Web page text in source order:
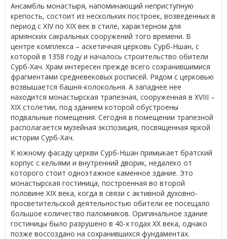
Ансамбль монастыря, напоминающий неприступную
крепость, состоит из нескольких построек, возведенных в
период с XIV по XIX век в стиле, характерном для
армянских сакральных сооружений того времени. В
центре комплекса – аскетичная церковь Сурб-Ншан, с
которой в 1358 году и началось строительство обители
Сурб-Хач. Храм интересен прежде всего сохранившимися
фрагментами средневековых росписей. Рядом с церковью
возвышается башня-колокольня. А западнее нее
находится монастырская трапезная, сооруженная в XVIII –
XIX столетии, под зданием которой обустроены
подвальные помещения. Сегодня в помещении трапезной
располагается музейная экспозиция, посвященная яркой
истории Сурб-Хач.
К южному фасаду церкви Сурб-Ншан примыкает братский
корпус с кельями и внутренний дворик, недалеко от
которого стоит одноэтажное каменное здание. Это
монастырская гостиница, построенная во второй
половине XIX века, когда в связи с активной духовно-
просветительской деятельностью обители ее посещало
большое количество паломников. Оригинальное здание
гостиницы было разрушено в 40-х годах XX века, однако
позже воссоздано на сохранившихся фундаментах.